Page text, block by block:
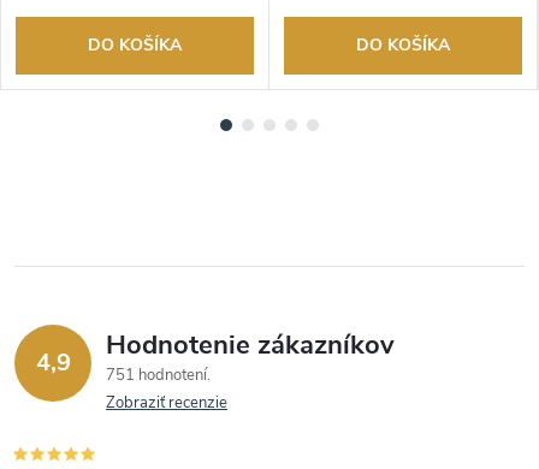
DO KOŠÍKA DO KOŠÍKA
4,9 Hodnotenie zákazníkov
751 hodnotení
Zobraziť recenzie